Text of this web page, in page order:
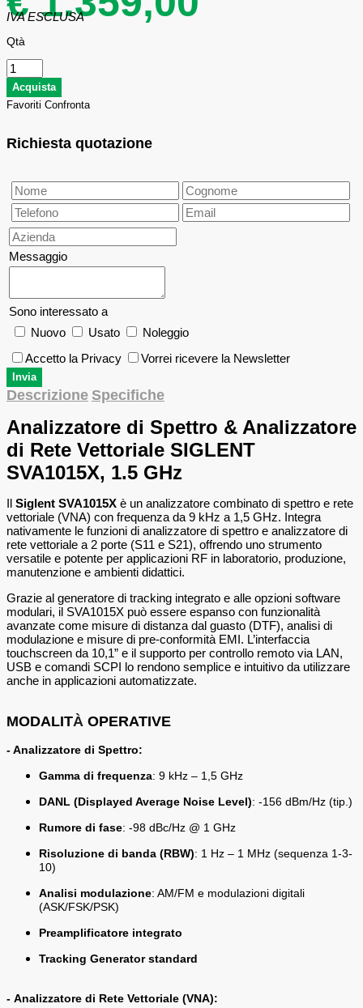
IVA ESCLUSA
Qtà
Favoriti Confronta
Richiesta quotazione
Messaggio
Sono interessato a
Nuovo
Usato
Noleggio
Accetto la Privacy
Vorrei ricevere la Newsletter
Descrizione Specifiche
Analizzatore di Spettro & Analizzatore
di Rete Vettoriale SIGLENT
SVA1015X, 1.5 GHz
Il Siglent SVA1015X è un analizzatore combinato di spettro e rete
vettoriale (VNA) con frequenza da 9 kHz a 1,5 GHz. Integra
nativamente le funzioni di analizzatore di spettro e analizzatore di
rete vettoriale a 2 porte (S11 e S21), offrendo uno strumento
versatile e potente per applicazioni RF in laboratorio, produzione,
manutenzione e ambienti didattici.
Grazie al generatore di tracking integrato e alle opzioni software
modulari, il SVA1015X può essere espanso con funzionalità
avanzate come misure di distanza dal guasto (DTF), analisi di
modulazione e misure di pre-conformità EMI. L’interfaccia
touchscreen da 10,1” e il supporto per controllo remoto via LAN,
USB e comandi SCPI lo rendono semplice e intuitivo da utilizzare
anche in applicazioni automatizzate.
MODALITÀ OPERATIVE
- Analizzatore di Spettro:
Gamma di frequenza: 9 kHz – 1,5 GHz
DANL (Displayed Average Noise Level): -156 dBm/Hz (tip.)
Rumore di fase: -98 dBc/Hz @ 1 GHz
Risoluzione di banda (RBW): 1 Hz – 1 MHz (sequenza 1-3-
10)
Analisi modulazione: AM/FM e modulazioni digitali
(ASK/FSK/PSK)
Preamplificatore integrato
Tracking Generator standard
- Analizzatore di Rete Vettoriale (VNA):